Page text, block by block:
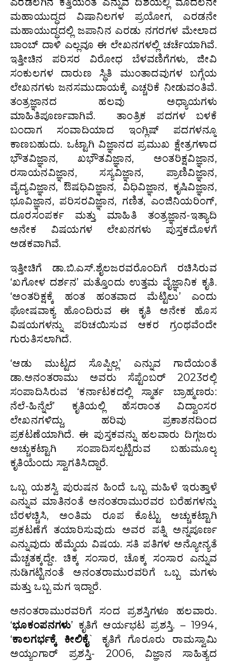
ಮಹಾಯುದ್ಧದ ವಿಷಾನಿಲಗಳ ಪ್ರಯೋಗ, ಎರಡನೇ
ಮಹಾಯುದ್ಧದಲ್ಲಿ ಜಪಾನಿನ ಎರಡು ನಗರಗಳ ಮೇಲಾದ
ಬಾಂಬ್ ದಾಳಿ ಎಲ್ಲವೂ ಈ ಲೇಖನಗಳಲ್ಲಿ ಚರ್ಚೆಯಾಗಿವೆ.
ಇತ್ತೀಚಿನ ಪರಿಸರ ವಿರೋಧ ಬೆಳವಣಿಗೆಗಳು, ಜೀವಿ
ಸಂಕುಲಗಳ ದಾರುಣ ಸ್ಥಿತಿ ಮುಂತಾದವುಗಳ ಬಗ್ಗೆಯ
ಲೇಖನಗಳು ಜನಸಮುದಾಯಕ್ಕೆ ಎಚ್ಚರಿಕೆ ನೀಡುವಂತಿವೆ.
ತಂತ್ರಜ್ಞಾನದ ಹಲವು ಅಧ್ಯಾಯಗಳು
ಮಾಹಿತಿಪೂರ್ಣವಾಗಿವೆ. ತಾಂತ್ರಿಕ ಪದಗಳ ಬಳಕೆ
ಬಂದಾಗ ಸಂವಾದಿಯಾದ ಇಂಗ್ಲಿಷ್ ಪದಗಳನ್ನೂ
ಕಾಣಬಹುದು. ಒಟ್ಟಾಗಿ ವಿಜ್ಞಾನದ ಪ್ರಮುಖ ಕ್ಷೇತ್ರಗಳಾದ
ಭೌತವಿಜ್ಞಾನ, ಖಭೌತವಿಜ್ಞಾನ, ಅಂತರಿಕ್ಷವಿಜ್ಞಾನ,
ರಸಾಯನವಿಜ್ಞಾನ, ಸಸ್ಯವಿಜ್ಞಾನ, ಪ್ರಾಣಿವಿಜ್ಞಾನ,
ವೈದ್ಯವಿಜ್ಞಾನ, ಔಷಧಿವಿಜ್ಞಾನ, ವಿಧಿವಿಜ್ಞಾನ, ಕೃಷಿವಿಜ್ಞಾನ,
ಭೂವಿಜ್ಞಾನ, ಪರಿಸರವಿಜ್ಞಾನ, ಗಣಿತ, ಎಂಜಿನಿಯರಿಂಗ್,
ದೂರಸಂಪರ್ಕ ಮತ್ತು ಮಾಹಿತಿ ತಂತ್ರಜ್ಞಾನ-ಇತ್ಯಾದಿ
ಅನೇಕ ವಿಷಯಗಳ ಲೇಖನಗಳು ಪುಸ್ತಕದೊಳಗೆ
ಅಡಕವಾಗಿವೆ.
ಇತ್ತೀಚಿಗೆ ಡಾ.ಬಿ.ಎಸ್‍.ಶೈಲಜರವರೊಂದಿಗೆ ರಚಿಸಿರುವ
‘ಖಗೋಳ ದರ್ಶನ’ ಮತ್ತೊಂದು ಉತ್ತಮ ವೈಜ್ಞಾನಿಕ ಕೃತಿ.
‘ಅಂತರಿಕ್ಷಕ್ಕೆ ಹಂತ ಹಂತವಾದ ಮೆಟ್ಟಿಲು’ ಎಂದು
ಘೋಷವಾಕ್ಯ ಹೊಂದಿರುವ ಈ ಕೃತಿ ಅನೇಕ ಹೊಸ
ವಿಷಯಗಳನ್ನು ಪರಿಚಯಿಸುವ ಆಕರ ಗ್ರಂಥವೆಂದೇ
ಗುರುತಿಸಲಾಗಿದೆ.
‘ಆಡು ಮುಟ್ಟದ ಸೊಪ್ಪಿಲ್ಲ’ ಎನ್ನುವ ಗಾದೆಯಂತೆ
ಡಾ.ಅನಂತರಾಮು ಅವರು ಸೆಪ್ಟೆಂಬರ್‍ 2023ರಲ್ಲಿ
ಸಂಪಾದಿಸಿರುವ ‘ಕರ್ನಾಟಕದಲ್ಲಿ ಸ್ಮಾರ್ತ ಬ್ರಾಹ್ಮಣರು:
ನೆಲೆ-ಹಿನ್ನೆಲೆ’ ಕೃತಿಯಲ್ಲಿ ಹೆಸರಾಂತ ವಿದ್ವಾಂಸರ
ಲೇಖನಗಳಿದ್ದು, ಹರಿವು ಪ್ರಕಾಶನದಿಂದ
ಪ್ರಕಟಣೆಯಾಗಿದೆ. ಈ ಪುಸ್ತಕವನ್ನು ಹಲವಾರು ದಿಗ್ಗಜರು
ಅಚ್ಚುಕಟ್ಟಾಗಿ ಸಂಪಾದಿಸಲ್ಪಟ್ಟಿರುವ ಬಹುಮೂಲ್ಯ
ಕೃತಿಯೆಂದು ಸ್ವಾಗತಿಸಿದ್ದಾರೆ.
ಒಬ್ಬ ಯಶಸ್ವಿ ಪುರುಷನ ಹಿಂದೆ ಒಬ್ಬ ಮಹಿಳೆ ಇರುತ್ತಾಳೆ
ಎನ್ನುವ ಮಾತಿನಂತೆ ಅನಂತರಾಮುರವರ ಬರೆಹಗಳನ್ನು
ಬೆರಳಚ್ಚಿಸಿ, ಅಂತಿಮ ರೂಪ ಕೊಟ್ಟು ಅಚ್ಚುಕಟ್ಟಾಗಿ
ಪ್ರಕಟಣೆಗೆ ತಯಾರಿಸುವುದು ಅವರ ಪತ್ನಿ ಅನ್ನಪೂರ್ಣ
ಎನ್ನುವುದು ಹೆಮ್ಮೆಯ ವಿಷಯ. ಸತಿ ಪತಿಗಳ ಅನ್ಯೋನ್ಯತೆ
ಮೆಚ್ಚತಕ್ಕದ್ದೇ. ಚಿಕ್ಕ ಸಂಸಾರ, ಚೊಕ್ಕ ಸಂಸಾರ ಎನ್ನುವ
ನುಡಿಗಟ್ಟಿನಂತೆ ಅನಂತರಾಮುರವರಿಗೆ ಒಬ್ಬ ಮಗಳು
ಮತ್ತು ಒಬ್ಬ ಮಗ ಇದ್ದಾರೆ.
ಅನಂತರಾಮುರವರಿಗೆ ಸಂದ ಪ್ರಶಸ್ತಿಗಳೂ ಹಲವಾರು.
‘ಭೂಕಂಪನಗಳು’ ಕೃತಿಗೆ ಆರ್ಯಭಟ ಪ್ರಶಸ್ತಿ. – 1994,
‘ಕಾಲಗರ್ಭಕ್ಕೆ ಕೀಲಿಕೈ` ಕೃತಿಗೆ ಗೊರೂರು ರಾಮಸ್ವಾಮಿ
ಅಯ್ಯಂಗಾರ್ ಪ್ರಶಸ್ತಿ- 2006, ವಿಜ್ಞಾನ ಸಾಹಿತ್ಯದ